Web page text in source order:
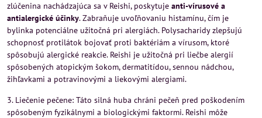
zlúčenina nachádzajúca sa v Reishi, poskytuje anti-vírusové a
antialergické účinky. Zabraňuje uvoľňovaniu histamínu, čím je
bylinka potenciálne užitočná pri alergiách. Polysacharidy zlepšujú
schopnosť protilátok bojovať proti baktériám a vírusom, ktoré
spôsobujú alergické reakcie. Reishi je užitočná pri liečbe alergií
spôsobených atopickým šokom, dermatitídou, sennou nádchou,
žihľavkami a potravinovými a liekovými alergiami.
3. Liečenie pečene: Táto silná huba chráni pečeň pred poškodením
spôsobeným fyzikálnymi a biologickými faktormi. Reishi môže